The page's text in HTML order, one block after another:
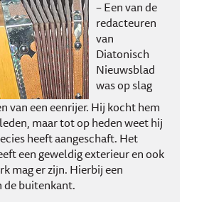
– Een van de
redacteuren
van
Diatonisch
Nieuwsblad
was op slag
van een eenrijer. Hij kocht hem
maar tot op heden weet hij
heeft aangeschaft. Het
een geweldig exterieur en ook
mag er zijn. Hierbij een
buitenkant.